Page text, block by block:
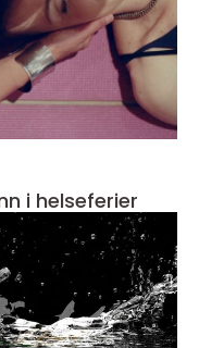
i helseferier